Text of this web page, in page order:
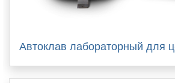
Автоклав лабораторный для